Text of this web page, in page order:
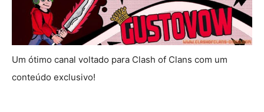
Um ótimo canal voltado para Clash of Clans com um
conteúdo exclusivo!